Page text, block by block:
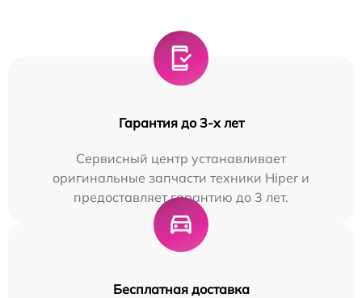
Гарантия до 3-х лет
Сервисный центр устанавливает
оригинальные запчасти техники Hiper и
предоставляет гарантию до 3 лет.
Бесплатная доставка